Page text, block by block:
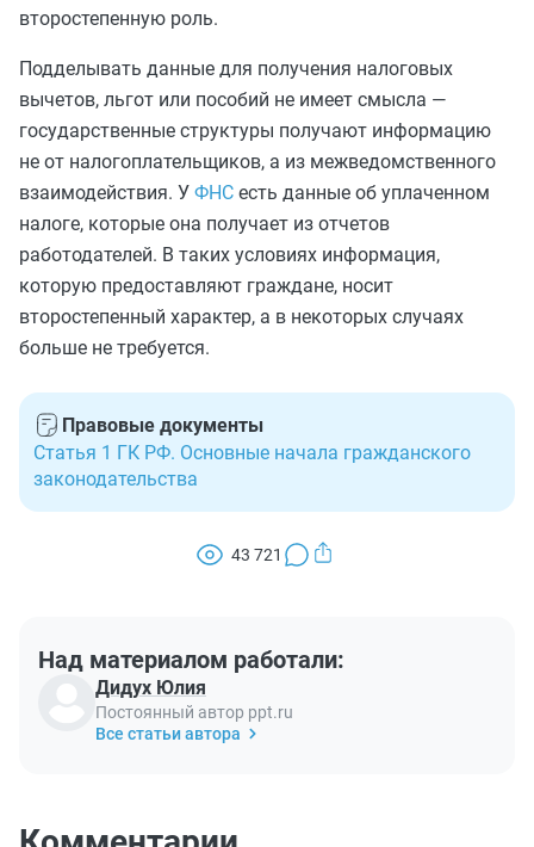
второстепенную роль.
Подделывать данные для получения налоговых
вычетов, льгот или пособий не имеет смысла —
государственные структуры получают информацию
не от налогоплательщиков, а из межведомственного
взаимодействия. У ФНС есть данные об уплаченном
налоге, которые она получает из отчетов
работодателей. В таких условиях информация,
которую предоставляют граждане, носит
второстепенный характер, а в некоторых случаях
больше не требуется.
Правовые документы
Статья 1 ГК РФ. Основные начала гражданского
законодательства
43 721
Над материалом работали:
Дидух Юлия
Постоянный автор ppt.ru
Все статьи автора